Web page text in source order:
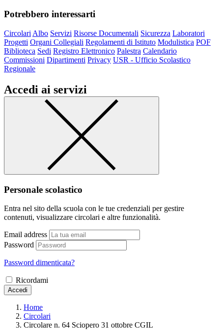
Potrebbero interessarti
Circolari Albo Servizi Risorse Documentali Sicurezza Laboratori
Progetti Organi Collegiali Regolamenti di Istituto Modulistica POF
Biblioteca Sedi Registro Elettronico Palestra Calendario
Commissioni Dipartimenti Privacy USR - Ufficio Scolastico
Regionale
Accedi ai servizi
Personale scolastico
Entra nel sito della scuola con le tue credenziali per gestire
contenuti, visualizzare circolari e altre funzionalità.
Email address
Password
Password dimenticata?
Ricordami
Accedi
Home
Circolari
Circolare n. 64 Sciopero 31 ottobre CGIL